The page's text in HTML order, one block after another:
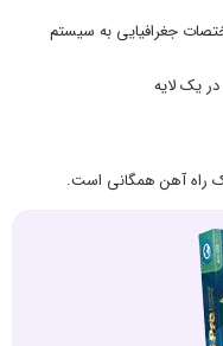
جغرافیایی به سیستم
یک لایه